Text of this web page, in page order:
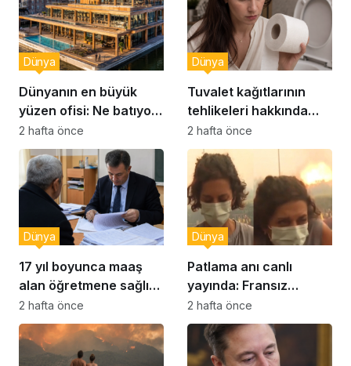
Dünyanın en büyük
yüzen ofisi: Ne batıyor
ne yerinde kalıyor
Dünya
2 hafta önce
Tuvalet kağıtlarının
tehlikeleri hakkında
yeni uyarılar
Dünya
2 hafta önce
17 yıl boyunca maaş
alan öğretmene sağlık
raporu soruşturması
Dünya
2 hafta önce
Patlama anı canlı
yayında: Fransız
muhabir şaşkın
Dünya
2 hafta önce